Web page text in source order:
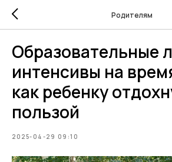
Родителям
Образовательные
интенсивы на
как ребенку
пользой
2025-04-29 09:10